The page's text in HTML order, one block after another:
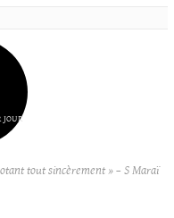
JOUR
tout sincèrement » – S Maraï